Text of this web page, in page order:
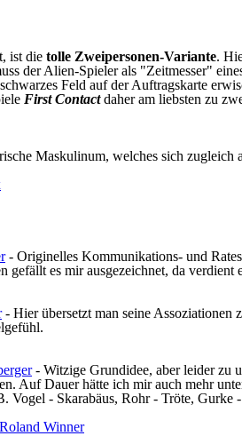
ist die tolle Zweipersonen-Variante.
der Alien-Spieler als "Zeitmesser"
Feld auf der Auftragskarte
First Contactdaher am liebsten zu
Maskulinum, welches sich
- Originelles Kommunikations- und
gefällt es mir ausgezeichnet, da verdient
- Hier übersetzt man seine
- Witzige Grundidee, aber leider zu
Auf Dauer hätte ich mir auch mehr
Vogel - Skarabäus, Rohr - Tröte,
Roland Winner